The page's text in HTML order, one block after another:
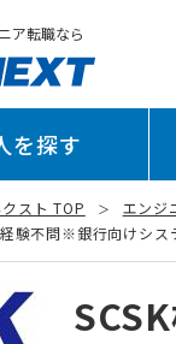
ア転職なら
を探す
スト TOP エンジ
験不問※銀行向けシス